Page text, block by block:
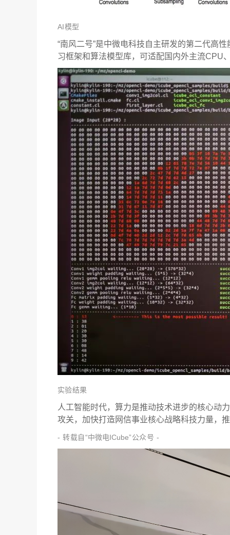
AI模型
“南风二号”是中微电科技自主研发的第二代高
习框架和算法模型库，可适配国内外主流CPU
实验结果
人工智能时代，算力是推动技术进步的核心动
攻关，加快打造网信事业核心战略科技力量，
- 转载自“中微电ICube”公众号 -